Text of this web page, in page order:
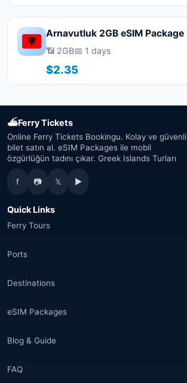
Arnavutluk 2GB eSIM Package
📶 2GB📅 1 days
$2.35
⛴Ferry Tickets
Online Ferry Tickets Bookingu. Kolay ve güvenli
bilet satın al. eSIM Packages ile mobil
özgürlüğün tadını çıkar. Greek Islands Turları
f 📷 𝕏 ▶
Quick Links
Ferry Tours
Ports
Destinations
eSIM Packages
Blog & Guide
FAQ